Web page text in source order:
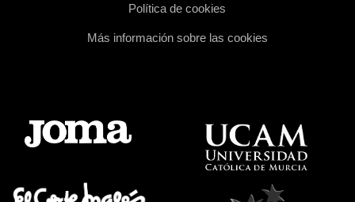
Política de cookies
Más información sobre las cookies